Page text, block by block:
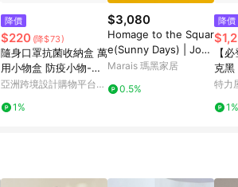
降價
$220 (降$73)
隨身口罩抗菌收納盒 萬
用小物盒 防疫小物-咖
啡色
亞洲跨境設計購物平台
1%
$3,080
Homage to the Squar
e(Sunny Days) | Jose
f Albers - 銀色鋁框-中
Marais 瑪黑家居
0.5%
降價
【
克黑
特力
1%